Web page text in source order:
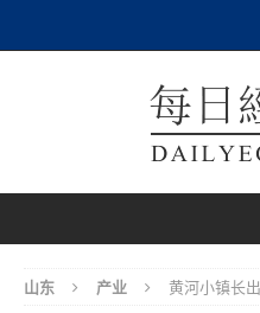
山东 产业 黄河小镇长